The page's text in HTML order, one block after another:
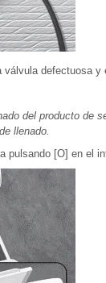
defectuosa
del producto de
llenado.
pulsando [O] en el